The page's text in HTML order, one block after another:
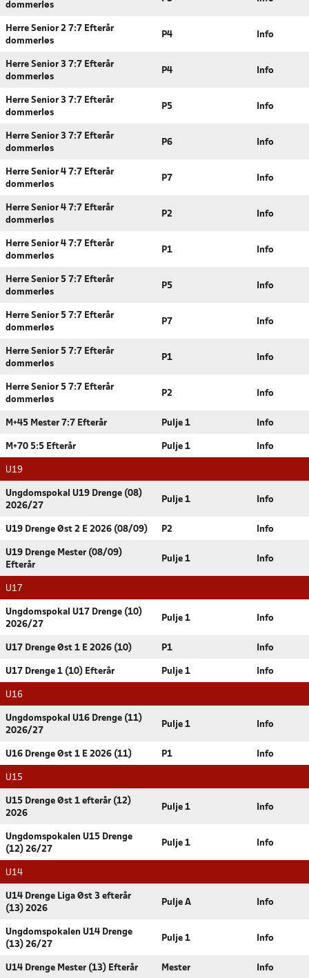
dommerløs
Herre Senior 2 7:7 Efterår
dommerløs
P4 Info
Herre Senior 3 7:7 Efterår
dommerløs
P4 Info
Herre Senior 3 7:7 Efterår
dommerløs
P5 Info
Herre Senior 3 7:7 Efterår
dommerløs
P6 Info
Herre Senior 4 7:7 Efterår
dommerløs
P7 Info
Herre Senior 4 7:7 Efterår
dommerløs
P2 Info
Herre Senior 4 7:7 Efterår
dommerløs
P1 Info
Herre Senior 5 7:7 Efterår
dommerløs
P5 Info
Herre Senior 5 7:7 Efterår
dommerløs
P7 Info
Herre Senior 5 7:7 Efterår
dommerløs
P1 Info
Herre Senior 5 7:7 Efterår
dommerløs
P2 Info
M+45 Mester 7:7 Efterår Pulje 1 Info
M+70 5:5 Efterår Pulje 1 Info
U19
Ungdomspokal U19 Drenge (08)
2026/27
Pulje 1 Info
U19 Drenge Øst 2 E 2026 (08/09) P2 Info
U19 Drenge Mester (08/09)
Efterår
Pulje 1 Info
U17
Ungdomspokal U17 Drenge (10)
2026/27
Pulje 1 Info
U17 Drenge Øst 1 E 2026 (10) P1 Info
U17 Drenge 1 (10) Efterår Pulje 1 Info
U16
Ungdomspokal U16 Drenge (11)
2026/27
Pulje 1 Info
U16 Drenge Øst 1 E 2026 (11) P1 Info
U15
U15 Drenge Øst 1 efterår (12)
2026
Pulje 1 Info
Ungdomspokalen U15 Drenge
(12) 26/27
Pulje 1 Info
U14
U14 Drenge Liga Øst 3 efterår
(13) 2026
Pulje A Info
Ungdomspokalen U14 Drenge
(13) 26/27
Pulje 1 Info
U14 Drenge Mester (13) Efterår Mester Info